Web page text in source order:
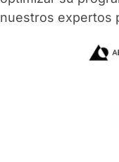
nuestros expertos